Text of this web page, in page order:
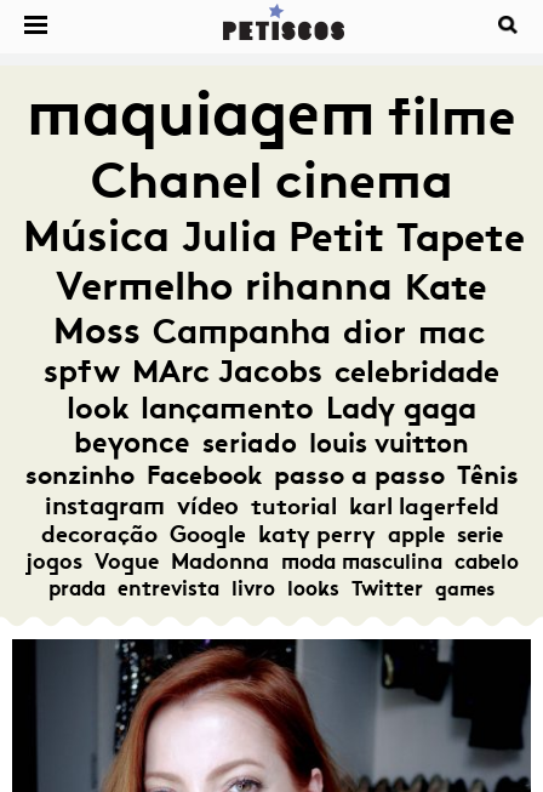
maquiagem filme
Chanel cinema
Música Julia Petit Tapete
Vermelho rihanna Kate
Moss Campanha dior mac
spfw MArc Jacobs celebridade
look lançamento Lady gaga
beyonce seriado louis vuitton
sonzinho Facebook passo a passo Tênis
instagram vídeo tutorial karl lagerfeld
decoração Google katy perry apple serie
jogos Vogue Madonna moda masculina cabelo
prada entrevista livro looks Twitter games